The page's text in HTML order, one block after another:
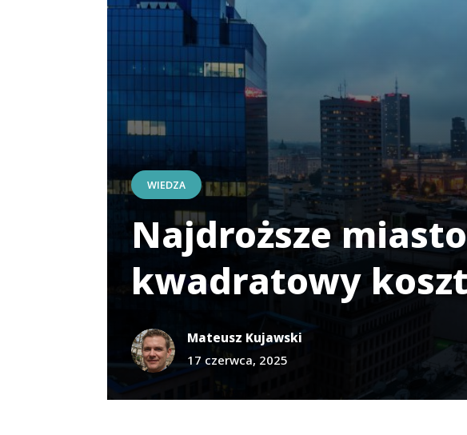
WIEDZA
Najdroższe
kwadratowy
Mateusz Kujawski
17 czerwca, 2025